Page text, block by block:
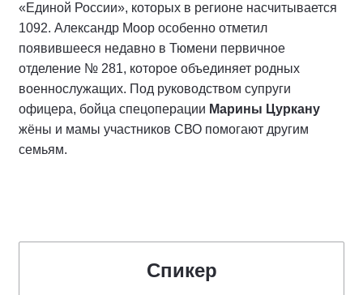
«Единой России», которых в регионе насчитывается
1092. Александр Моор особенно отметил
появившееся недавно в Тюмени первичное
отделение № 281, которое объединяет родных
военнослужащих. Под руководством супруги
офицера, бойца спецоперации Марины Цуркану
жёны и мамы участников СВО помогают другим
семьям.
Спикер